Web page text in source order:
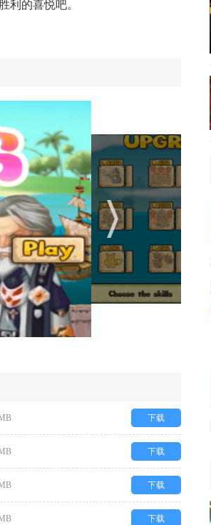
利的喜悦吧。
下载
下载
下载
下载